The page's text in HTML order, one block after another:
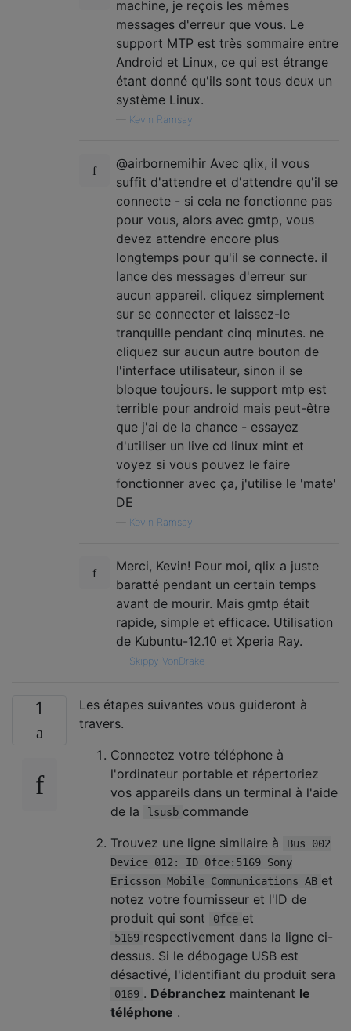
machine, je reçois les mêmes
messages d'erreur que vous. Le
support MTP est très sommaire entre
Android et Linux, ce qui est étrange
étant donné qu'ils sont tous deux un
système Linux.
Kevin Ramsay
@airbornemihir Avec qlix, il vous
suffit d'attendre et d'attendre qu'il se
connecte - si cela ne fonctionne pas
pour vous, alors avec gmtp, vous
devez attendre encore plus
longtemps pour qu'il se connecte. il
lance des messages d'erreur sur
aucun appareil. cliquez simplement
sur se connecter et laissez-le
tranquille pendant cinq minutes. ne
cliquez sur aucun autre bouton de
l'interface utilisateur, sinon il se
bloque toujours. le support mtp est
terrible pour android mais peut-être
que j'ai de la chance - essayez
d'utiliser un live cd linux mint et
voyez si vous pouvez le faire
fonctionner avec ça, j'utilise le 'mate'
DE
Kevin Ramsay
Merci, Kevin! Pour moi, qlix a juste
baratté pendant un certain temps
avant de mourir. Mais gmtp était
rapide, simple et efficace. Utilisation
de Kubuntu-12.10 et Xperia Ray.
Skippy VonDrake
1
Les étapes suivantes vous guideront à
travers.
Connectez votre téléphone à
l'ordinateur portable et répertoriez
vos appareils dans un terminal à l'aide
de la
lsusb commande
Trouvez une ligne similaire à
Bus 002
Device 012: ID 0fce:5169 Sony
Ericsson Mobile Communications AB et
notez votre fournisseur et l'ID de
produit qui sont
0fce et
5169 respectivement dans la ligne ci-
dessus. Si le débogage USB est
désactivé, l'identifiant du produit sera
0169 . Débranchez maintenant le
téléphone .